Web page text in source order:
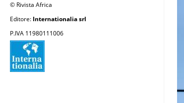
© Rivista Africa
Editore: Internationalia srl
P.IVA 11980111006